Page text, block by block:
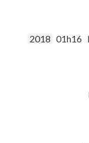
2018 01h16